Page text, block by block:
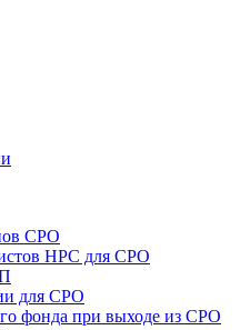
СРО
НРС для СРО
для СРО
фонда при выходе из СРО